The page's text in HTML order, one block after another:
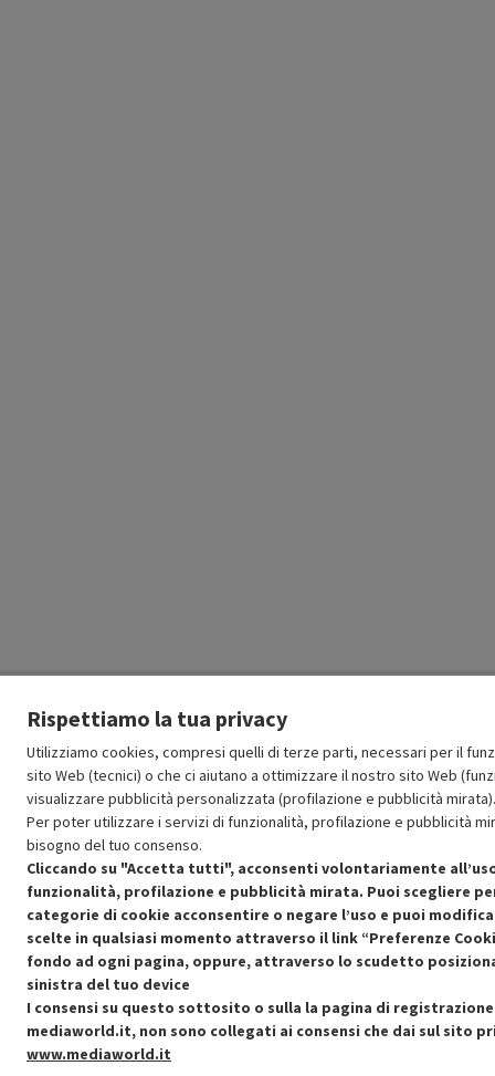
Rispettiamo la tua privacy
Utilizziamo cookies, compresi quelli di terze parti, necessari per il
sito Web (tecnici) o che ci aiutano a ottimizzare il nostro sito Web
visualizzare pubblicità personalizzata (profilazione e pubblicità mirata).
Per poter utilizzare i servizi di funzionalità, profilazione e pubblicità
bisogno del tuo consenso.
Cliccando su "Accetta tutti", acconsenti volontariamente
funzionalità, profilazione e pubblicità mirata. Puoi scegliere
categorie di cookie acconsentire o negare l’uso e puoi
scelte in qualsiasi momento attraverso il link “Preferenze
fondo ad ogni pagina, oppure, attraverso lo scudetto
sinistra del tuo device
I consensi su questo sottosito o sulla la pagina di registrazione
mediaworld.it, non sono collegati ai consensi che dai sul sito
www.mediaworld.it